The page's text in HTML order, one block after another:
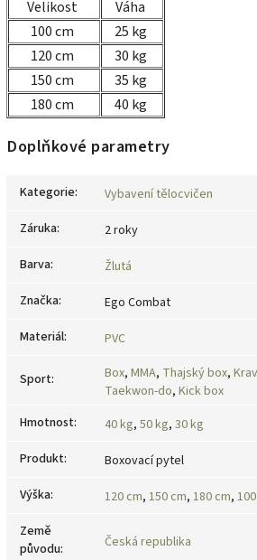
Velikost
Váha
100 cm
25 kg
120 cm
30 kg
150 cm
35 kg
180 cm
40 kg
Doplňkové parametry
Kategorie:
Vybavení tělocvičen
Záruka:
2 roky
Barva:
Žlutá
Značka:
Ego Combat
Materiál: PVC
Sport: Box, MMA, Thajský box,
Taekwon-do, Kick box
Hmotnost: 40 kg, 50 kg, 30 kg
Produkt:
Boxovací pytel
Výška: 120 cm, 150 cm, 180 cm,
Země
původu: Česká republika